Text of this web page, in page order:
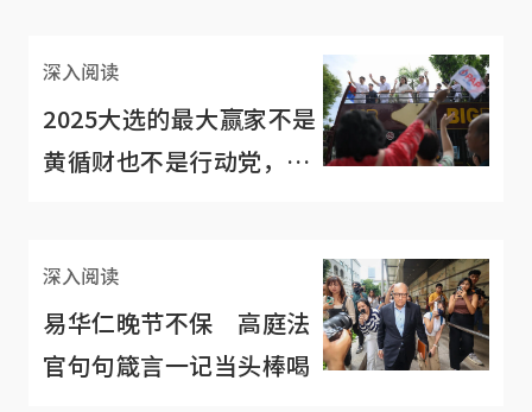
深入阅读
2025大选的最大赢家不是
黄循财也不是行动党，而
深入阅读
易华仁晚节不保 高庭法
官句句箴言一记当头棒喝